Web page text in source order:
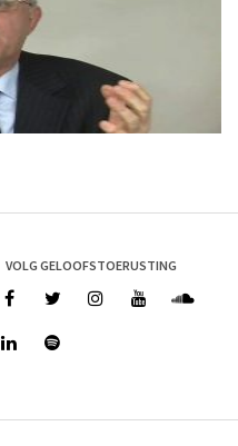
VOLG GELOOFSTOERUSTING